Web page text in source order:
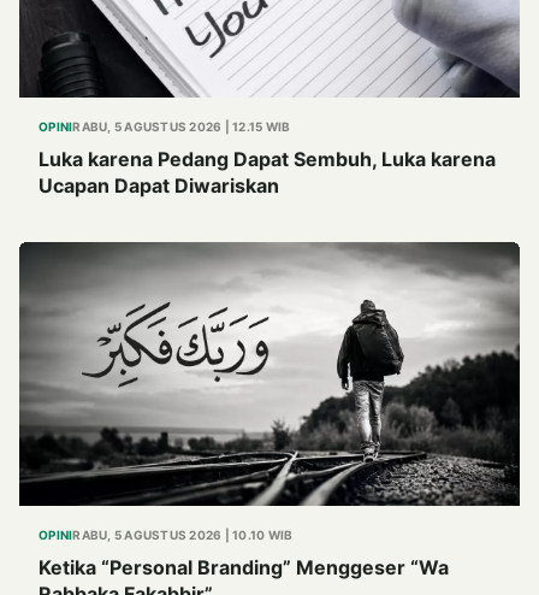
OPINIRABU, 5 AGUSTUS 2026 | 12.15 WIB
Luka karena Pedang Dapat Sembuh, Luka karena
Ucapan Dapat Diwariskan
OPINIRABU, 5 AGUSTUS 2026 | 10.10 WIB
Ketika “Personal Branding” Menggeser “Wa